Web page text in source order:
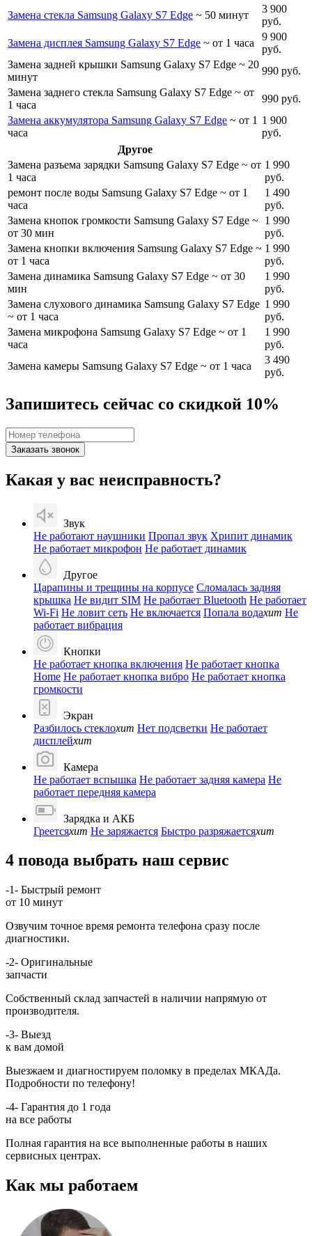
Замена стекла Samsung Galaxy S7 Edge ~ 50 минут
3 900
руб.
Замена дисплея Samsung Galaxy S7 Edge ~ от 1 часа
9 900
руб.
Замена задней крышки Samsung Galaxy S7 Edge ~ 20
минут
990 руб.
Замена заднего стекла Samsung Galaxy S7 Edge ~ от
1 часа
990 руб.
Замена аккумулятора Samsung Galaxy S7 Edge ~ от 1
часа
1 900
руб.
Другое
Замена разъема зарядки Samsung Galaxy S7 Edge ~ от
1 часа
1 990
руб.
ремонт после воды Samsung Galaxy S7 Edge ~ от 1
часа
1 490
руб.
Замена кнопок громкости Samsung Galaxy S7 Edge ~
от 30 мин
1 990
руб.
Замена кнопки включения Samsung Galaxy S7 Edge ~
от 1 часа
1 990
руб.
Замена динамика Samsung Galaxy S7 Edge ~ от 30
мин
1 990
руб.
Замена слухового динамика Samsung Galaxy S7 Edge
~ от 1 часа
1 990
руб.
Замена микрофона Samsung Galaxy S7 Edge ~ от 1
часа
1 990
руб.
Замена камеры Samsung Galaxy S7 Edge ~ от 1 часа
3 490
руб.
Запишитесь сейчас со скидкой 10%
Заказать звонок
Какая у вас неисправность?
Звук
Не работают наушники Пропал звук Хрипит динамик
Не работает микрофон Не работает динамик
Другое
Царапины и трещины на корпусе Сломалась задняя
крышка Не видит SIM Не работает Bluetooth Не работает
Wi-Fi Не ловит сеть Не включается Попала водахит Не
работает вибрация
Кнопки
Не работает кнопка включения Не работает кнопка
Home Не работает кнопка вибро Не работает кнопка
громкости
Экран
Разбилось стеклохит Нет подсветки Не работает
дисплейхит
Камера
Не работает вспышка Не работает задняя камера Не
работает передняя камера
Зарядка и АКБ
Греетсяхит Не заряжается Быстро разряжаетсяхит
4 повода выбрать наш сервис
-1- Быстрый ремонт
от 10 минут
Озвучим точное время ремонта телефона сразу после
диагностики.
-2- Оригинальные
запчасти
Собственный склад запчастей в наличии напрямую от
производителя.
-3- Выезд
к вам домой
Выезжаем и диагностируем поломку в пределах МКАДа.
Подробности по телефону!
-4- Гарантия до 1 года
на все работы
Полная гарантия на все выполненные работы в наших
сервисных центрах.
Как мы работаем